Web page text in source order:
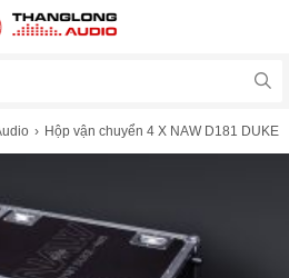
Hộp vận chuyển 4 X NAW D181 DUKE